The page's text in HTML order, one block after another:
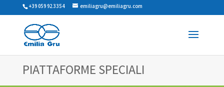
+39 059 923354 emiliagru@emiliagru.com
PIATTAFORME SPECIALI